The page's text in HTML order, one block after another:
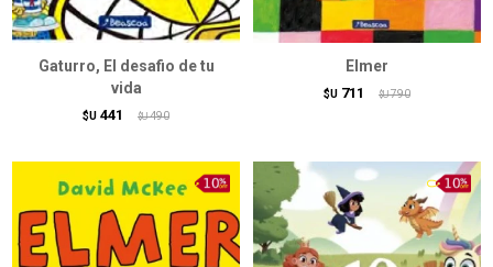
Gaturro, El desafio de tu
vida
$U 441 $U 490
Elmer
$U 711 $U 790